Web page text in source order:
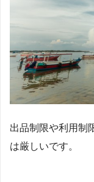
出品制限や利用制
は厳しいです。